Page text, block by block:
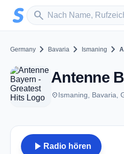
Zum Hauptinhalt springen
search
Sender suchen
Germany chevron_right Bavaria chevron_right Ismaning chevron_right
placeIsmaning, Bavaria,
play_arrow Radio hören